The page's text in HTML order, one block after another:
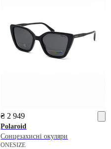
₴ 2 949
Polaroid
Сонцезахисні окуляри
ONESIZE